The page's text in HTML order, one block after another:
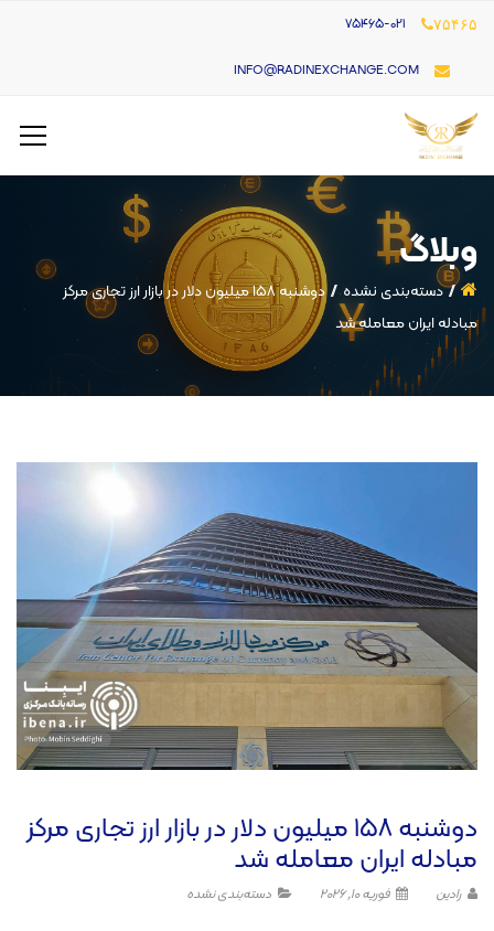
۷۵۴۶۵
INFO@RADINEXCHANGE.COM
وبلاگ
دسته‌بندی نشده
دوشنبه ۱۵۸ میلیون دلار در بازار ارز تجاری مرکز
مبادله ایران معامله شد
دوشنبه ۱۵۸ میلیون دلار در بازار ارز تجاری مرکز
مبادله ایران معامله شد
رادین فوریه 10, 2026 دسته‌بندی نشده